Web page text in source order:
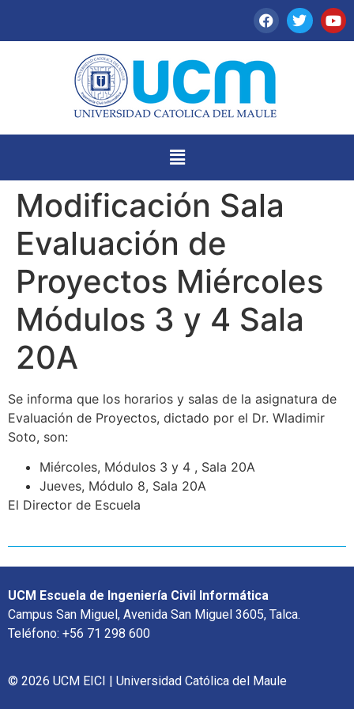
Modificación Sala
Evaluación de
Proyectos Miércoles
Módulos 3 y 4 Sala
20A
Se informa que los horarios y salas de la asignatura de
Evaluación de Proyectos, dictado por el Dr. Wladimir
Soto, son:
Miércoles, Módulos 3 y 4 , Sala 20A
Jueves, Módulo 8, Sala 20A
El Director de Escuela
UCM Escuela de Ingeniería Civil Informática
Campus San Miguel, Avenida San Miguel 3605, Talca.
Teléfono: +56 71 298 600
© 2026 UCM EICI | Universidad Católica del Maule